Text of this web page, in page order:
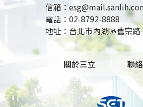
信箱：
電話： 02-8792-8888
地址： 台北市內湖區舊宗
關於三立 聯